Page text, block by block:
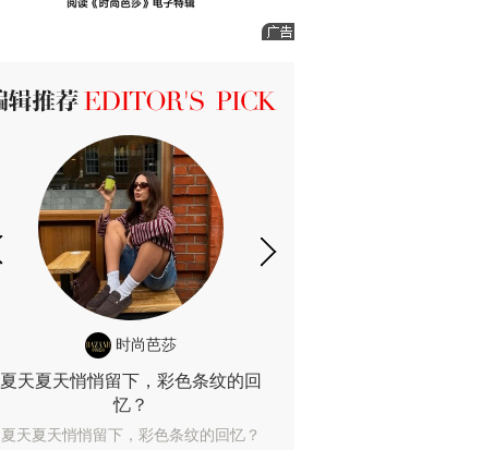
时尚芭莎
夏天夏天悄悄留下，彩色条纹的回
忆？
夏天夏天悄悄留下，彩色条纹的回忆？